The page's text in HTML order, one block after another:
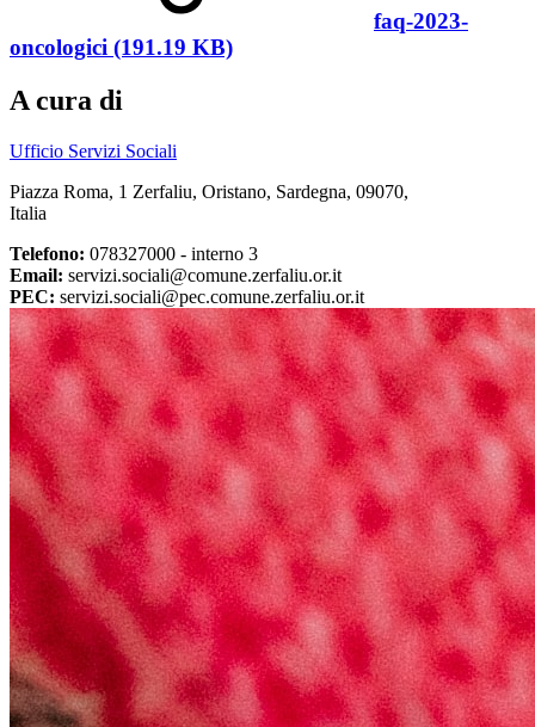
faq-2023-
oncologici (191.19 KB)
A cura di
Ufficio Servizi Sociali
Piazza Roma, 1 Zerfaliu, Oristano, Sardegna, 09070,
Italia
Telefono: 078327000 - interno 3
Email: servizi.sociali@comune.zerfaliu.or.it
PEC: servizi.sociali@pec.comune.zerfaliu.or.it